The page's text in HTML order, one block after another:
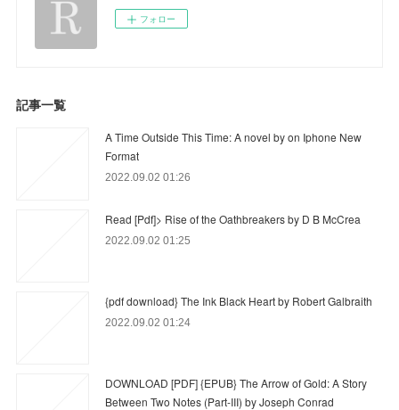
フォロー
記事一覧
A Time Outside This Time: A novel by on Iphone New
Format
2022.09.02 01:26
Read [Pdf]> Rise of the Oathbreakers by D B McCrea
2022.09.02 01:25
{pdf download} The Ink Black Heart by Robert Galbraith
2022.09.02 01:24
DOWNLOAD [PDF] {EPUB} The Arrow of Gold: A Story
Between Two Notes (Part-III) by Joseph Conrad